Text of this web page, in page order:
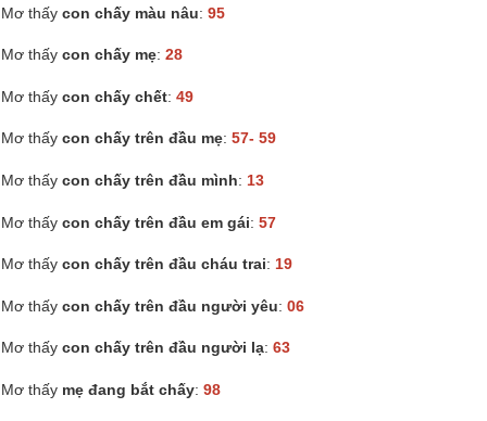
Mơ thấy con chấy màu nâu: 95
Mơ thấy con chấy mẹ: 28
Mơ thấy con chấy chết: 49
Mơ thấy con chấy trên đầu mẹ: 57- 59
Mơ thấy con chấy trên đầu mình: 13
Mơ thấy con chấy trên đầu em gái: 57
Mơ thấy con chấy trên đầu cháu trai: 19
Mơ thấy con chấy trên đầu người yêu: 06
Mơ thấy con chấy trên đầu người lạ: 63
Mơ thấy mẹ đang bắt chấy: 98